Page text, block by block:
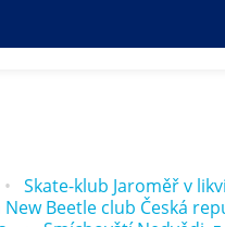
Skate-klub Jaroměř v
New Beetle club Česká